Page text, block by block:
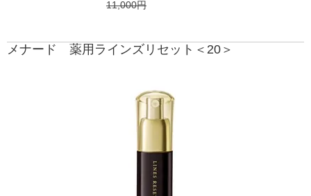
11,000円
メナード 薬用ラインズリセット＜20＞